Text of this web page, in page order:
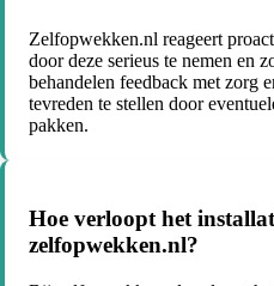
Zelfopwekken.nl reageert
door deze serieus te nemen en
behandelen feedback met zorg
tevreden te stellen door
pakken.
Hoe verloopt het
zelfopwekken.nl?